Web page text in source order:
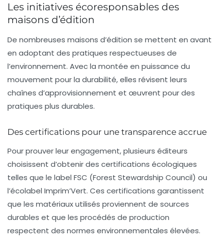
Les initiatives écoresponsables des
maisons d’édition
De nombreuses maisons d’édition se mettent en avant
en adoptant des pratiques respectueuses de
l’environnement. Avec la montée en puissance du
mouvement pour la durabilité, elles révisent leurs
chaînes d’approvisionnement et œuvrent pour des
pratiques plus durables.
Des certifications pour une transparence accrue
Pour prouver leur engagement, plusieurs éditeurs
choisissent d’obtenir des certifications écologiques
telles que le label FSC (Forest Stewardship Council) ou
l’écolabel Imprim’Vert. Ces certifications garantissent
que les matériaux utilisés proviennent de sources
durables et que les procédés de production
respectent des normes environnementales élevées.